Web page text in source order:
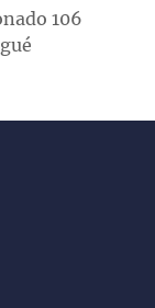
106